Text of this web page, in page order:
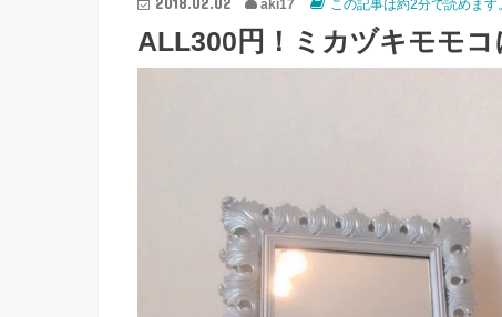
aki17 この記事は約2分で読めます。
ALL300円！ミカヅキモモコ